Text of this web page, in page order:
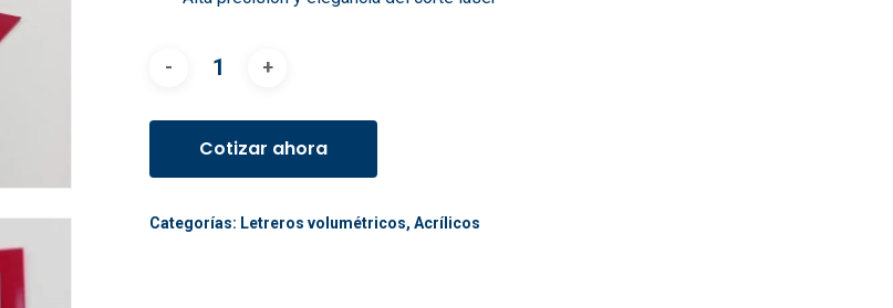
Cotizar ahora
Categorías: Letreros volumétricos, Acrílicos